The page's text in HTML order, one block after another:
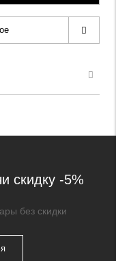
скидку -5%
без скидки